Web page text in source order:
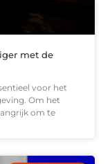
met de
voor het
Om het
om te